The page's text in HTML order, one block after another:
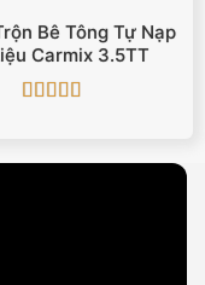
Bê Tông Tự Nạp
Carmix 3.5TT